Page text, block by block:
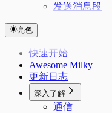
发送消息段
亮色
快速开始
Awesome Milky
更新日志
深入了解
通信